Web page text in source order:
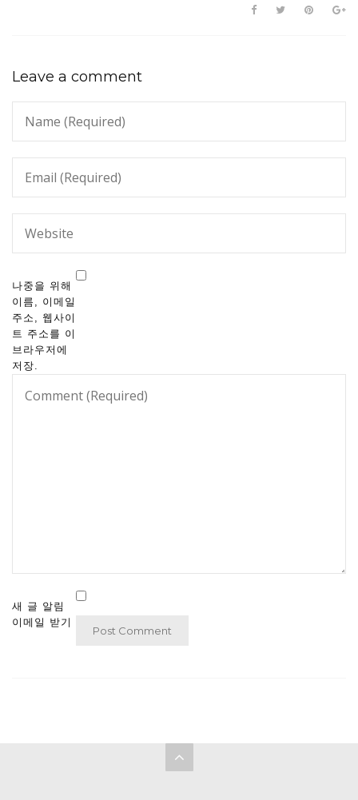
Leave a comment
나중을 위해
이름, 이메일
주소, 웹사이
트 주소를 이
브라우저에
저장.
새 글 알림
이메일 받기